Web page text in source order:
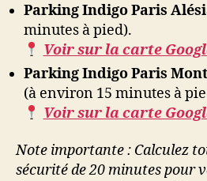
Parking Indigo Paris
minutes à pied).
Voir sur la carte
Parking Indigo Paris
(à environ 15 minutes à
Voir sur la carte
Note importante : Calculez
sécurité de 20 minutes pour